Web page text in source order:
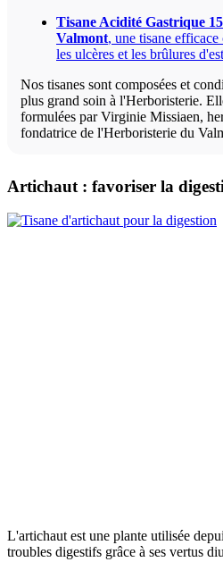
Tisane Acidité Gastrique
Valmont, une tisane
les ulcères et les brûlures
Nos tisanes sont composées et
plus grand soin à l'Herboristerie.
formulées par Virginie Missiaen,
fondatrice de l'Herboristerie du
Artichaut : favoriser la
L'artichaut est une plante utilisée
troubles digestifs grâce à ses vertus